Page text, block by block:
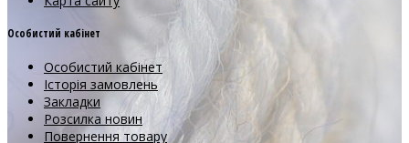
Особистий кабінет
Особистий кабінет
Історія замовлень
Закладки
Розсилка новин
Повернення товару